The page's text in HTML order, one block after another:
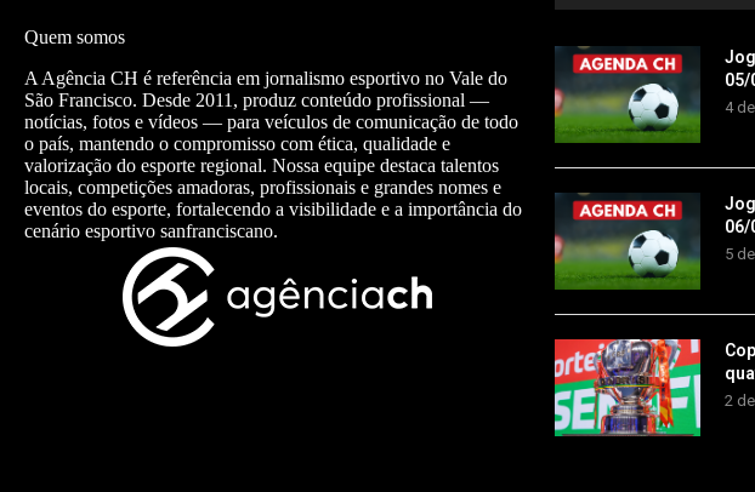
Quem somos
A Agência CH é referência em jornalismo esportivo no Vale do
São Francisco. Desde 2011, produz conteúdo profissional —
notícias, fotos e vídeos — para veículos de comunicação de todo
o país, mantendo o compromisso com ética, qualidade e
valorização do esporte regional. Nossa equipe destaca talentos
locais, competições amadoras, profissionais e grandes nomes e
eventos do esporte, fortalecendo a visibilidade e a importância do
cenário esportivo sanfranciscano.
05/
4
06/
5
2